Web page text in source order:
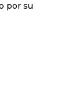
por su